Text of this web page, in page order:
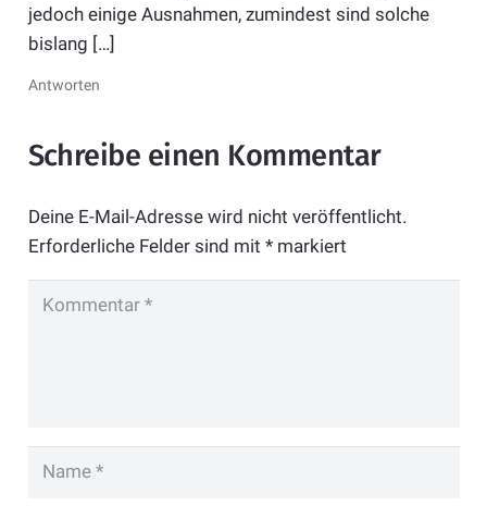
jedoch einige Ausnahmen, zumindest sind solche
bislang […]
Antworten
Schreibe einen Kommentar
Deine E-Mail-Adresse wird nicht veröffentlicht.
Erforderliche Felder sind mit *markiert